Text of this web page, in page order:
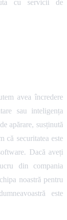
cu servicii de
avea încredere
sau inteligența
apărare, susținută
securitatea este
Dacă aveți
din compania
noastră pentru
este